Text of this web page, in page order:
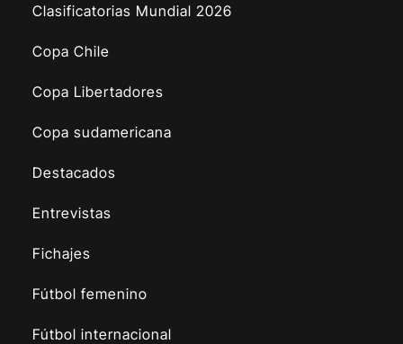
Clasificatorias Mundial 2026
Copa Chile
Copa Libertadores
Copa sudamericana
Destacados
Entrevistas
Fichajes
Fútbol femenino
Fútbol internacional